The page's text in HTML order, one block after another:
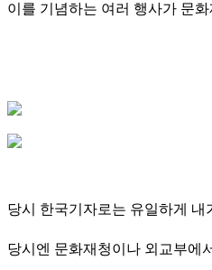
이를 기념하는 여러 행사가 문
당시 한국기자로는 유일하게 내
당시엔 문화재청이나 외교부에